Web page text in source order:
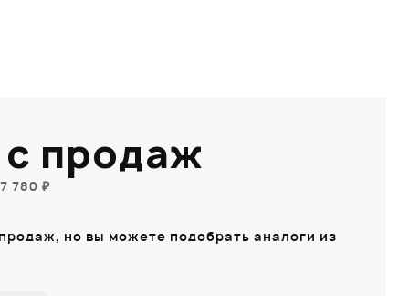
продаж
780 ₽
но вы можете подобрать аналоги из